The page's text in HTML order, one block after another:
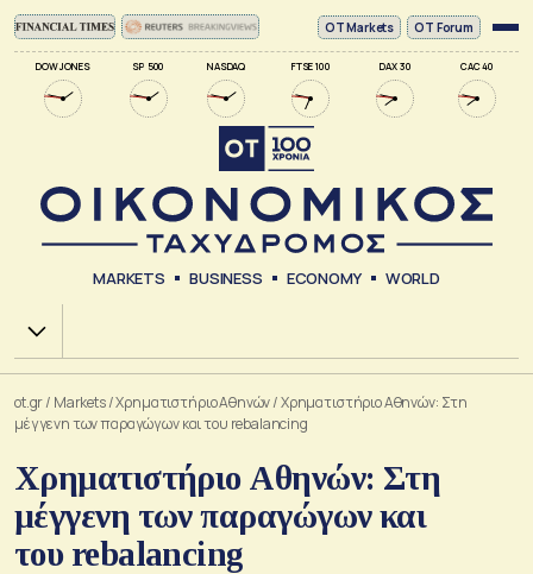
DOW JONES SP 500 NASDAQ FTSE 100 DAX 30 CAC 40
ΟΤ Markets OT Forum
MARKETS BUSINESS ECONOMY WORLD
Χ.Α.
ot.gr/ Markets/Xρηματιστήριο Αθηνών/Χρηματιστήριο Αθηνών: Στη
μέγγενη των παραγώγων και του rebalancing
Χρηματιστήριο Αθηνών: Στη
μέγγενη των παραγώγων και
του rebalancing